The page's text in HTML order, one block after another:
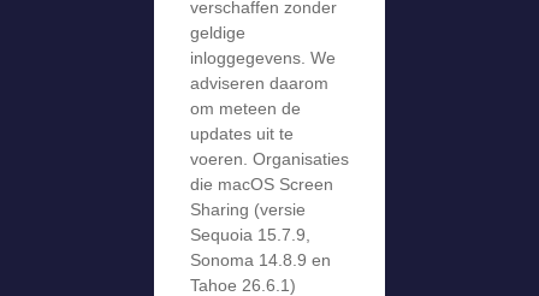
verschaffen zonder
geldige
inloggegevens. We
adviseren daarom
om meteen de
updates uit te
voeren. Organisaties
die macOS Screen
Sharing (versie
Sequoia 15.7.9,
Sonoma 14.8.9 en
Tahoe 26.6.1)